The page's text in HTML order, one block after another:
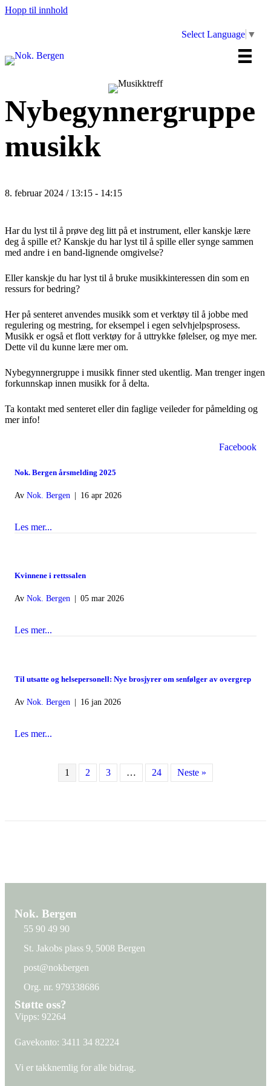
Hopp til innhold
Select Language ▼
Nybegynnergruppe
musikk
8. februar 2024 / 13:15 - 14:15
Har du lyst til å prøve deg litt på et instrument, eller kanskje lære
deg å spille et? Kanskje du har lyst til å spille eller synge sammen
med andre i en band-lignende omgivelse?
Eller kanskje du har lyst til å bruke musikkinteressen din som en
ressurs for bedring?
Her på senteret anvendes musikk som et verktøy til å jobbe med
regulering og mestring, for eksempel i egen selvhjelpsprosess.
Musikk er også et flott verktøy for å uttrykke følelser, og mye mer.
Dette vil du kunne lære mer om.
Nybegynnergruppe i musikk finner sted ukentlig. Man trenger ingen
forkunnskap innen musikk for å delta.
Ta kontakt med senteret eller din faglige veileder for påmelding og
mer info!
Facebook
Nok. Bergen årsmelding 2025
Av Nok. Bergen 16 apr 2026
Les mer...
Kvinnene i rettssalen
Av Nok. Bergen 05 mar 2026
Les mer...
Til utsatte og helsepersonell: Nye brosjyrer om senfølger av overgrep
Av Nok. Bergen 16 jan 2026
Les mer...
1 2 3 … 24 Neste »
Nok. Bergen
55 90 49 90
St. Jakobs plass 9, 5008 Bergen
St. Jakobs plass 9, 5008 Bergen
post@nokbergen
post@nokbergen
Org. nr. 979338686
Org. nr. 979338686
Støtte oss?
Vipps: 92264
Gavekonto: 3411 34 82224
Vi er takknemlig for alle bidrag.